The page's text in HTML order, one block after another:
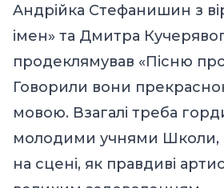
Aндрійка Cтефанишин з
імен» та Дмитра
продеклямував «Пісню
Говорили вони
мовою. Взагалі треба
молодими учнями Школи,
на сцені, як правдиві